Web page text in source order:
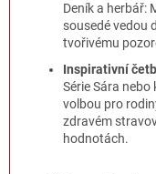
Deník a herbář:
sousedé vedou
tvořivému
Inspirativní
Série Sára
volbou pro
zdravém
hodnotách.